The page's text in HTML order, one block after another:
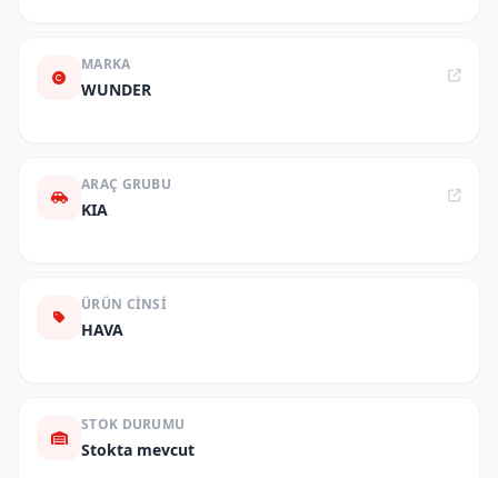
MARKA
WUNDER
ARAÇ GRUBU
KIA
ÜRÜN CINSI
HAVA
STOK DURUMU
Stokta mevcut